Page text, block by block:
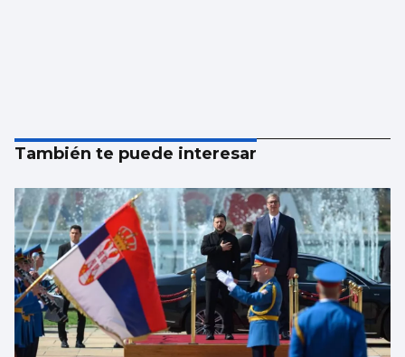
También te puede interesar